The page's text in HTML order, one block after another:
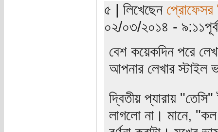
৫ | লিখেছেন প্রোফেসর
০২/০৩/২০১৪ -
বেশ কয়েকদিন পরে
আপনার লেখার স্টাইল
দ্বিতীয় প্যারায় "তেসি"
লাগলো না। মানে, "কল